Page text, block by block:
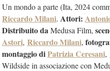
Un mondo a parte (Ita, 2024
Riccardo Milani. Attori:
Distribuito daMedusa Film,
Astori, Riccardo Milani,
montaggio diPatrizia Ceresani,
Wildside in associazione con